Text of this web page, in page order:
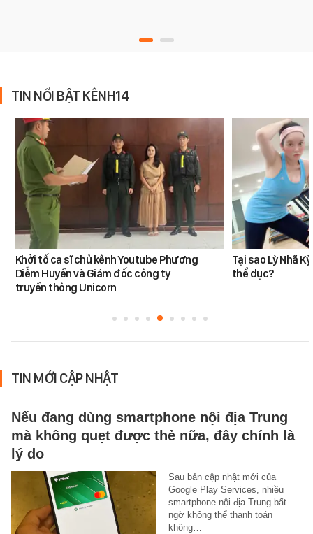
TIN NỔI BẬT KÊNH14
Khởi tố ca sĩ chủ kênh Youtube Phương
Diễm Huyền và Giám đốc công ty
truyền thông Unicorn
Tại sao Lỳ Nhã
thể dục?
TIN MỚI CẬP NHẬT
Nếu đang dùng smartphone nội địa Trung
mà không quẹt được thẻ nữa, đây chính là
lý do
Sau bản cập nhật mới của
Google Play Services, nhiều
smartphone nội địa Trung bất
ngờ không thể thanh toán
không…